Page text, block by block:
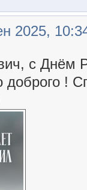
2025,
с Днём
доброго